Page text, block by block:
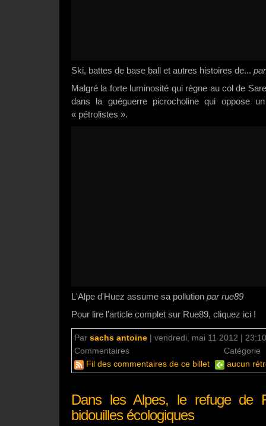
Ski, battes de base ball et autres histoires de...
Malgré la forte luminosité qui règne au col de
dans la guéguerre picrocholine qui oppose
« pétrolistes ».
L'Alpe d'Huez assume sa pollution par rue89
Pour lire l'article complet sur Rue89, cliquez ici !
Par sachs antoine | vendredi, mai 11 2012 | 23:10
Commentaires
Catégorie
Fil des commentaires de ce billet
aucun
Dans les Alpes, le refuge de
bidouilles écologiques